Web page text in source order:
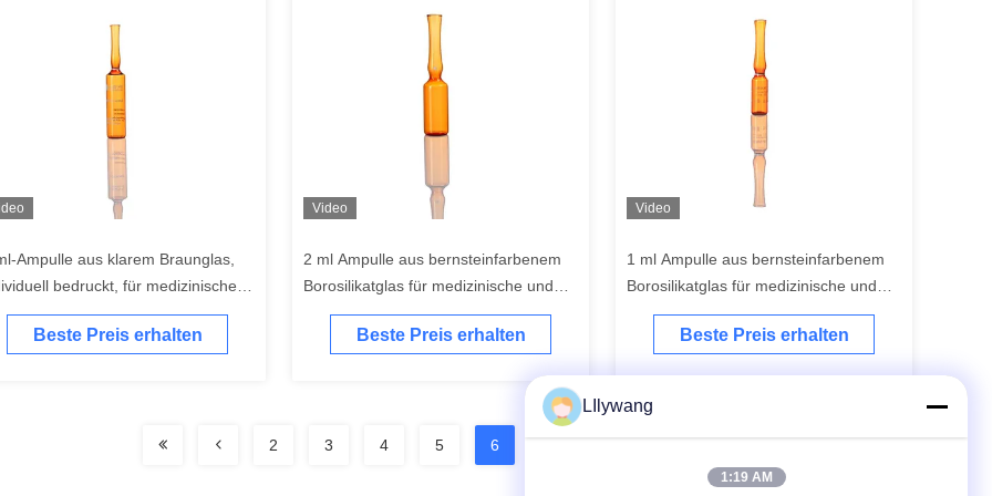
Ampulle aus klarem Braunglas,
bedruckt, für medizinische
kosmetische Zwecke
Beste Preis erhalten
Video
2 ml Ampulle aus bernsteinfarbenem
Borosilikatglas für medizinische und
kosmetische Zwecke
Beste Preis erhalten
Video
1 ml Ampulle aus bernsteinfarbenem
Borosilikatglas für medizinische und
kosmetische Zwecke
Beste Preis erhalten
2 3 4 5 6
LIlywang
1:19 AM